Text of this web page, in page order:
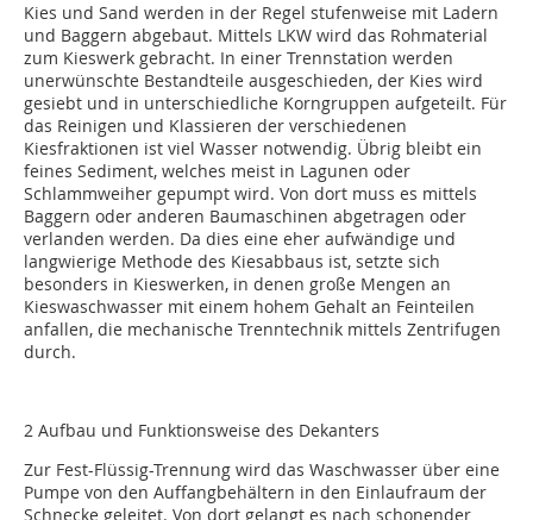
Kies und Sand werden in der Regel stufenweise mit Ladern
und Baggern abgebaut. Mittels LKW wird das Rohmaterial
zum Kieswerk gebracht. In einer Trennstation werden
unerwünschte Bestandteile ausgeschieden, der Kies wird
gesiebt und in unterschiedliche Korngruppen aufgeteilt. Für
das Reinigen und Klassieren der verschiedenen
Kiesfraktionen ist viel Wasser notwendig. Übrig bleibt ein
feines Sediment, welches meist in Lagunen oder
Schlammweiher gepumpt wird. Von dort muss es mittels
Baggern oder anderen Baumaschinen abgetragen oder
verlanden werden. Da dies eine eher aufwändige und
langwierige Methode des Kiesabbaus ist, setzte sich
besonders in Kieswerken, in denen große Mengen an
Kieswaschwasser mit einem hohem Gehalt an Feinteilen
anfallen, die mechanische Trenntechnik mittels Zentrifugen
durch.
2 Aufbau und Funktionsweise des Dekanters
Zur Fest-Flüssig-Trennung wird das Waschwasser über eine
Pumpe von den Auffangbehältern in den Einlaufraum der
Schnecke geleitet. Von dort gelangt es nach schonender